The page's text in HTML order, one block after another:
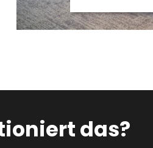
lassen. Wir sind
Moneytizer sehr
das?